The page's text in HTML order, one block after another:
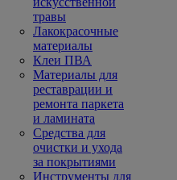
травы
Лакокрасочные
материалы
Клеи ПВА
Материалы для
реставрации и
ремонта паркета
и ламината
Средства для
очистки и ухода
за покрытиями
Инструменты для